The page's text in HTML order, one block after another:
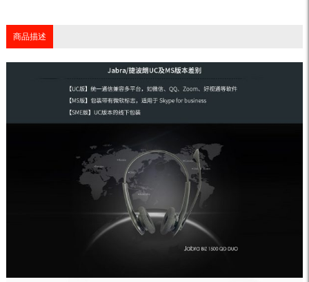
商品描述